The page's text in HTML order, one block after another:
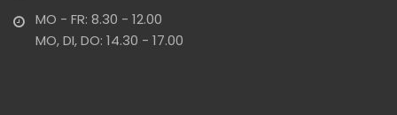
MO - FR: 8.30 - 12.00
MO, DI, DO: 14.30 - 17.00